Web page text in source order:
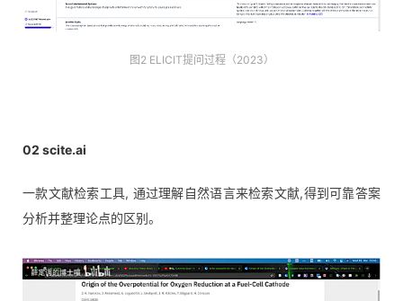
图2 ELICIT提问过程（2023）
02 scite.ai
一款文献检索工具, 通过理解自然语言来检索文献,得到可靠答案
分析并整理论点的区别。